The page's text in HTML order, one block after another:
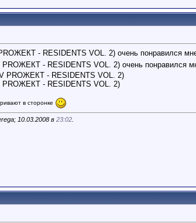
- RESIDENTS VOL. 2) очень понравился
PROЖЕКТ - RESIDENTS VOL. 2) очень понравился
PROЖЕКТ - RESIDENTS VOL. 2)
PROЖЕКТ - RESIDENTS VOL. 2)
в сторонке
10.03.2008 в 23:02